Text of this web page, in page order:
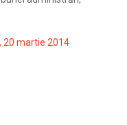
20 martie 2014